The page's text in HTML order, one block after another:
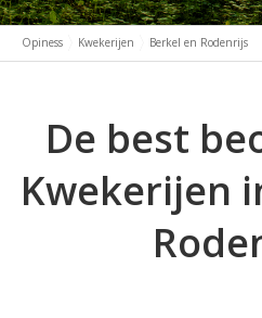
Opiness Kwekerijen Berkel en Rodenrijs
De best
Kwekerijen